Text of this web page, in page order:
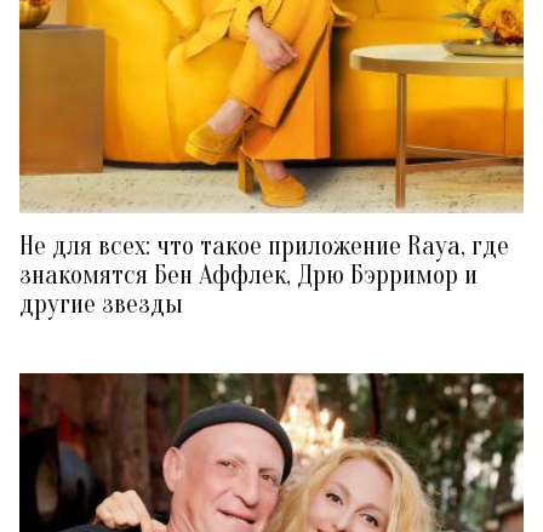
Не для всех: что такое приложение Raya, где
знакомятся Бен Аффлек, Дрю Бэрримор и
другие звезды